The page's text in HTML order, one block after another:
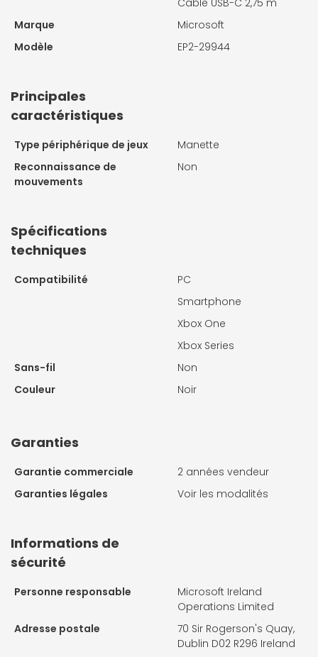
Marque
Microsoft
Modèle
EP2-29944
Principales
caractéristiques
Type périphérique de jeux
Manette
Reconnaissance de
mouvements
Non
Spécifications
techniques
Compatibilité
PC
Smartphone
Xbox One
Xbox Series
Sans-fil
Non
Couleur
Noir
Garanties
Garantie commerciale
2 années vendeur
Garanties légales
Voir les modalités
Informations de
sécurité
Personne responsable
Microsoft Ireland
Operations Limited
Adresse postale
70 Sir Rogerson's Quay,
Dublin D02 R296 Ireland